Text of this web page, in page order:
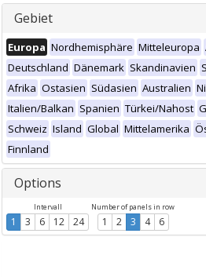
Gebiet
Europa Nordhemisphäre Mitteleuropa
Deutschland Dänemark Skandinavien
Afrika Ostasien Südasien Australien
Italien/Balkan Spanien Türkei/Nahost
Schweiz Island Global Mittelamerika
Finnland
Options
Intervall
1 3 6 12 24
Number of panels in row
1 2 3 4 6